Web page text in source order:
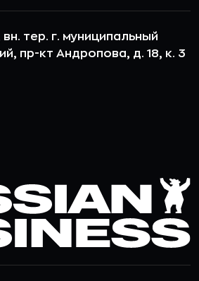
тер. г. муниципальный
пр-кт Андропова, д. 18, к. 3